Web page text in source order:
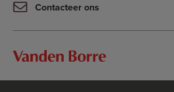
Contacteer ons